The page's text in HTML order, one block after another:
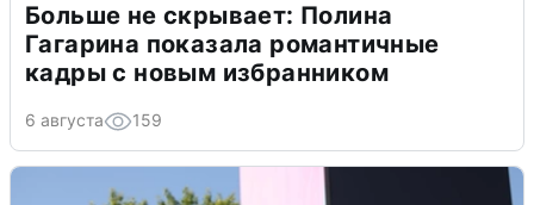
Больше не скрывает: Полина
Гагарина показала романтичные
кадры с новым избранником
6 августа 159